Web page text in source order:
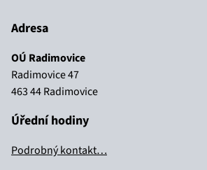
Adresa
OÚ Radimovice
Radimovice 47
463 44 Radimovice
Úřední hodiny
Podrobný kontakt…